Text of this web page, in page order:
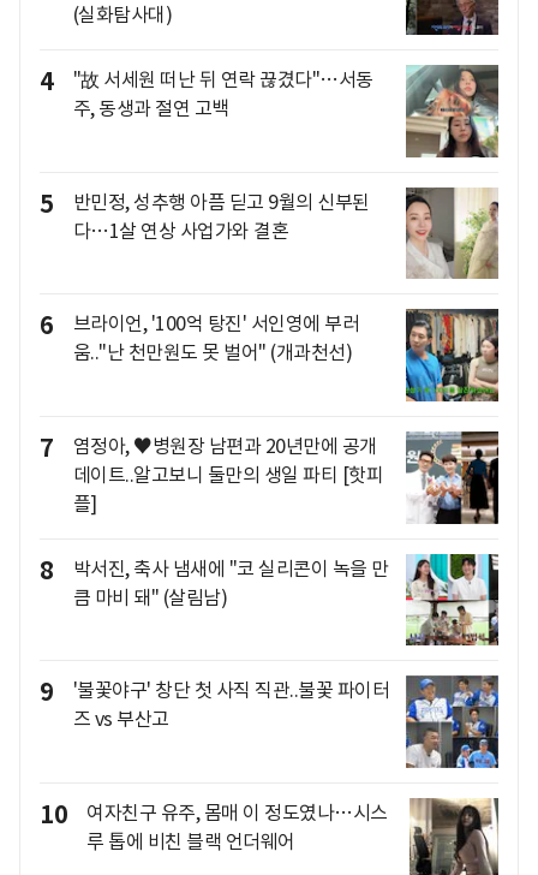
(실화탐사대)
4
"故 서세원 떠난 뒤 연락 끊겼다"…서동
주, 동생과 절연 고백
5
반민정, 성추행 아픔 딛고 9월의 신부된
다…1살 연상 사업가와 결혼
6
브라이언, '100억 탕진' 서인영에 부러
움.."난 천만원도 못 벌어" (개과천선)
7
염정아, ♥병원장 남편과 20년만에 공개
데이트..알고보니 둘만의 생일 파티 [핫피
플]
8
박서진, 축사 냄새에 "코 실리콘이 녹을 만
큼 마비 돼" (살림남)
9
'불꽃야구' 창단 첫 사직 직관..불꽃 파이터
즈 vs 부산고
10
여자친구 유주, 몸매 이 정도였나…시스
루 톱에 비친 블랙 언더웨어